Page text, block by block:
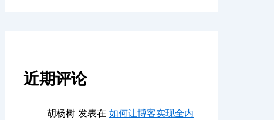
近期评论
胡杨树 发表在 如何让博客实现全内